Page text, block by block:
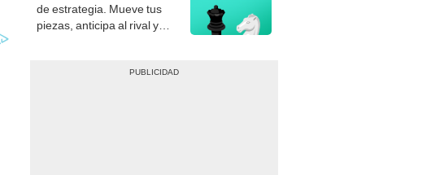
de estrategia. Mueve tus
piezas, anticipa al rival y